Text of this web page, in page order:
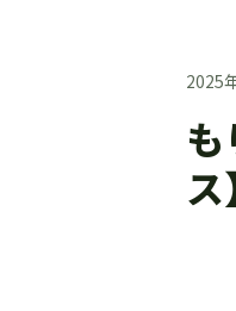
2025
ス】